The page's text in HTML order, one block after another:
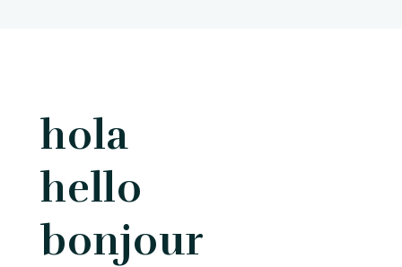
hola
hello
bonjour